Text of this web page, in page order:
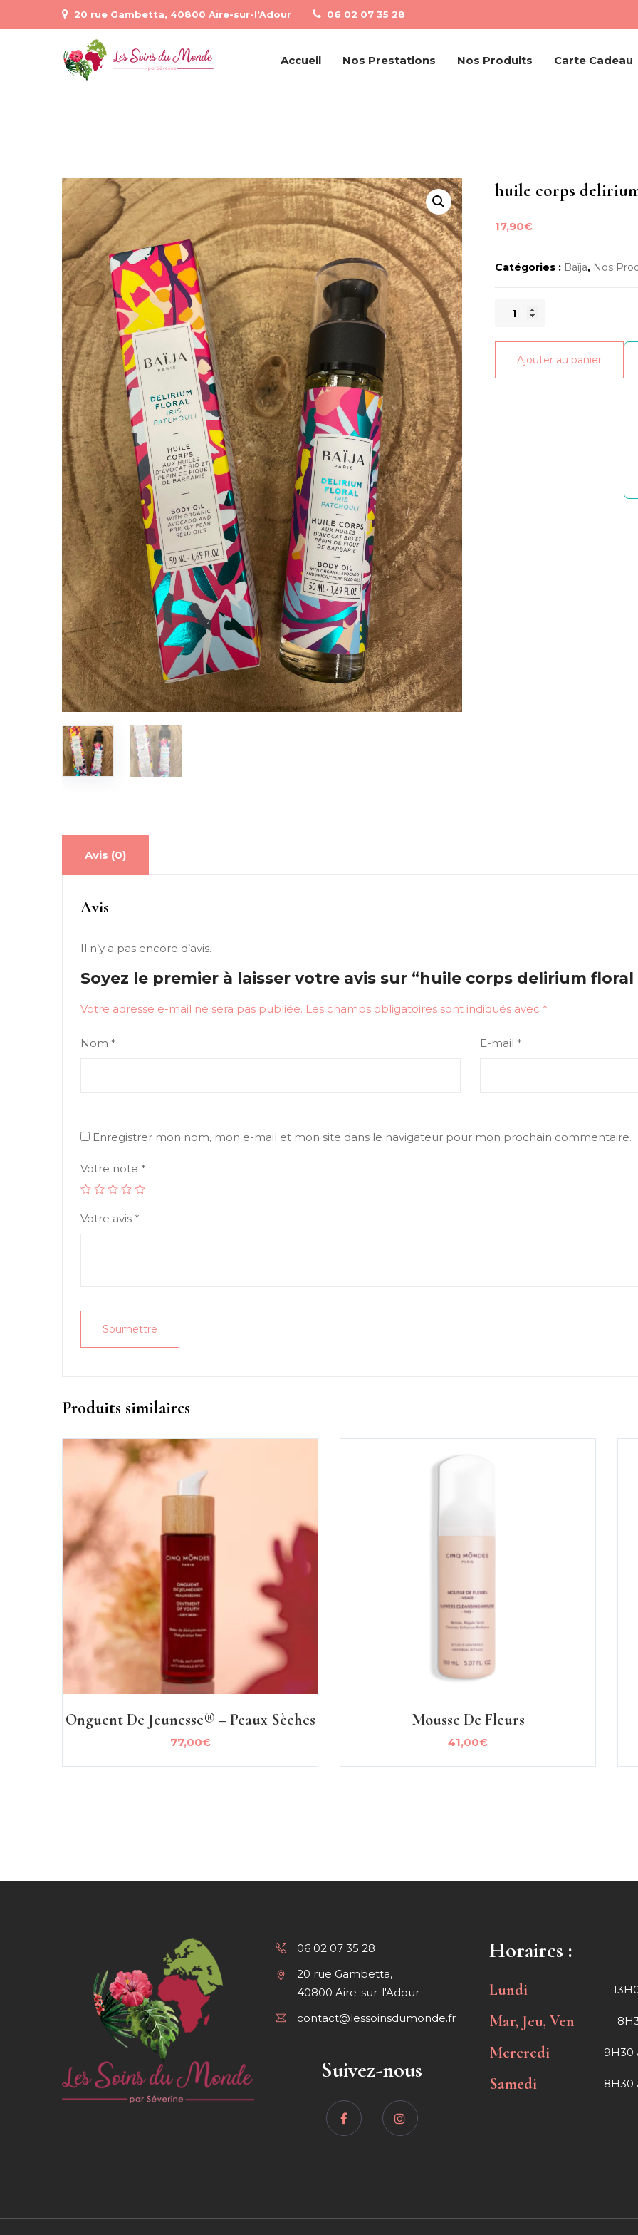
20 rue Gambetta, 40800 Aire-sur-l'Adour 06 02 07 35 28
Accueil Nos Prestations Nos Produits Carte Cadeau
huile corps
17,90€
Catégories : Baïja, Nos
quantité
huile
corps
delirium
Ajouter au panier
Avis (0)
Avis
Il n’y a pas encore d’avis.
Soyez le premier à laisser votre avis sur “huile corps delirium floral
Votre adresse e-mail ne sera pas publiée. Les champs obligatoires sont indiqués avec *
Nom * E-mail *
Enregistrer mon nom, mon e-mail et mon site dans le navigateur pour mon prochain commentaire.
Votre note *
Votre avis *
Produits similaires
Onguent De Jeunesse® – Peaux Sèches
77,00€
Mousse De Fleurs
41,00€
06 02 07 35 28
20 rue Gambetta,
40800 Aire-sur-l'Adour
contact@lessoinsdumonde.fr
Suivez-nous
Horaires :
Lundi
Mar, Jeu, Ven
Mercredi 9H30
Samedi 8H30